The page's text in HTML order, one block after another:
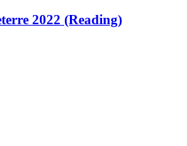
2022 (Reading)